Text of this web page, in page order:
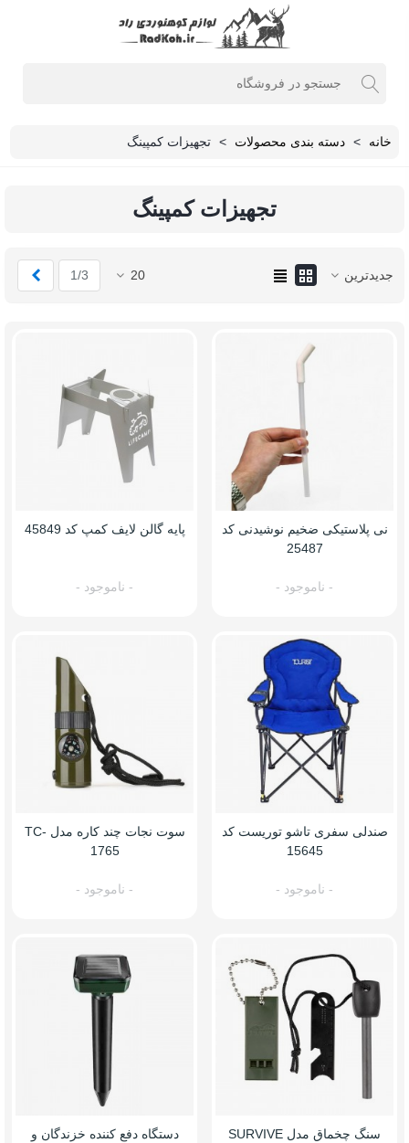
خانه > دسته بندی محصولات > تجهیزات کمپینگ
تجهیزات کمپینگ
جدیدترین 20
1/3
نی پلاستیکی ضخیم نوشیدنی کد
25487
- ناموجود -
پایه گالن لایف کمپ کد 45849
- ناموجود -
صندلی سفری تاشو توریست کد
15645
- ناموجود -
سوت نجات چند کاره مدل TC-
1765
- ناموجود -
سنگ چخماق مدل SURVIVE
دستگاه دفع کننده خزندگان و